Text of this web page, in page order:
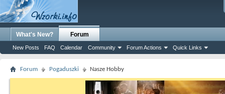
What's New? Forum
New Posts FAQ Calendar Community Forum Actions Quick Links
Forum Pogaduszki Nasze Hobby